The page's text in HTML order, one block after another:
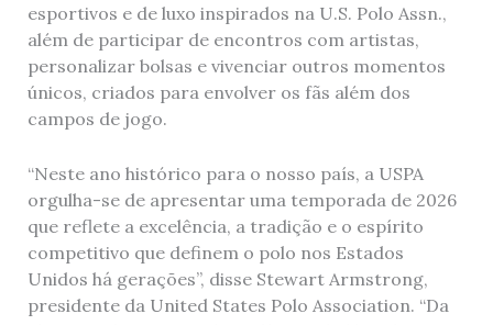
esportivos e de luxo inspirados na U.S. Polo Assn.,
além de participar de encontros com artistas,
personalizar bolsas e vivenciar outros momentos
únicos, criados para envolver os fãs além dos
campos de jogo.
“Neste ano histórico para o nosso país, a USPA
orgulha-se de apresentar uma temporada de 2026
que reflete a excelência, a tradição e o espírito
competitivo que definem o polo nos Estados
Unidos há gerações”, disse Stewart Armstrong,
presidente da United States Polo Association. “Da